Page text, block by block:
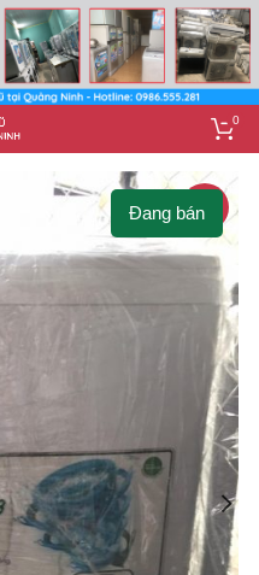
0
-3%
Đang bán